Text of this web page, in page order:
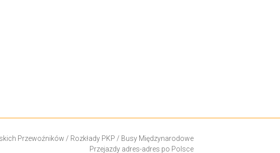
Przewoźników / Rozkłady PKP / Busy Międzynarodowe
Przejazdy adres-adres po Polsce